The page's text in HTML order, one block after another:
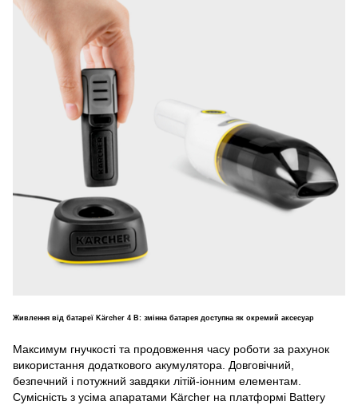
Живлення від батареї Kärcher 4 В: змінна батарея доступна як окремий аксесуар
Максимум гнучкості та продовження часу роботи за рахунок
використання додаткового акумулятора. Довговічний,
безпечний і потужний завдяки літій-іонним елементам.
Сумісність з усіма апаратами Kärcher на платформі Battery